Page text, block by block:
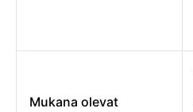
Mukana olevat